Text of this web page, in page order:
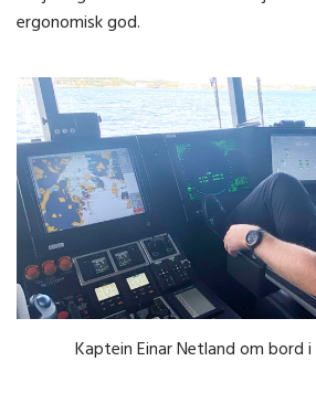
ergonomisk god.
Kaptein Einar Netland om bord